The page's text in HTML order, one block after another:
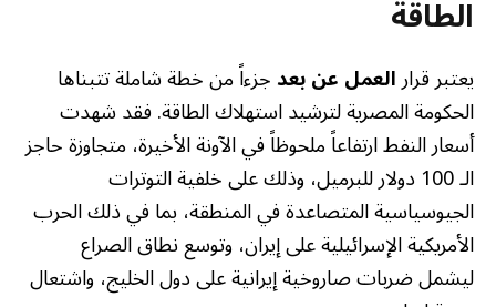
الطاقة
يعتبر قرارالعمل عن بعدجزءاً من خطة شاملة تتبناها
الحكومة المصرية لترشيد استهلاك الطاقة. فقد شهدت
أسعار النفط ارتفاعاً ملحوظاً في الآونة الأخيرة، متجاوزة حاجز
الـ 100 دولار للبرميل، وذلك على خلفية التوترات
الجيوسياسية المتصاعدة في المنطقة، بما في ذلك الحرب
الأمريكية الإسرائيلية على إيران، وتوسع نطاق الصراع
ليشمل ضربات صاروخية إيرانية على دول الخليج، واشتعال